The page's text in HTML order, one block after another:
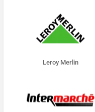
Leroy Merlin